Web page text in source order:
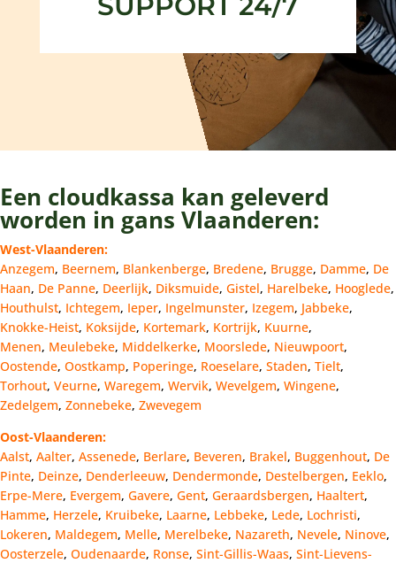
Een cloudkassa kan geleverd
worden in gans Vlaanderen:
West-Vlaanderen:
Anzegem, Beernem, Blankenberge, Bredene, Brugge, Damme, De
Haan, De Panne, Deerlijk, Diksmuide, Gistel, Harelbeke, Hooglede,
Houthulst, Ichtegem, Ieper, Ingelmunster, Izegem, Jabbeke,
Knokke-Heist, Koksijde, Kortemark, Kortrijk, Kuurne,
Menen, Meulebeke, Middelkerke, Moorslede, Nieuwpoort,
Oostende, Oostkamp, Poperinge, Roeselare, Staden, Tielt,
Torhout, Veurne, Waregem, Wervik, Wevelgem, Wingene,
Zedelgem, Zonnebeke, Zwevegem
Oost-Vlaanderen:
Aalst, Aalter, Assenede, Berlare, Beveren, Brakel, Buggenhout, De
Pinte, Deinze, Denderleeuw, Dendermonde, Destelbergen, Eeklo,
Erpe-Mere, Evergem, Gavere, Gent, Geraardsbergen, Haaltert,
Hamme, Herzele, Kruibeke, Laarne, Lebbeke, Lede, Lochristi,
Lokeren, Maldegem, Melle, Merelbeke, Nazareth, Nevele, Ninove,
Oosterzele, Oudenaarde, Ronse, Sint-Gillis-Waas, Sint-Lievens-